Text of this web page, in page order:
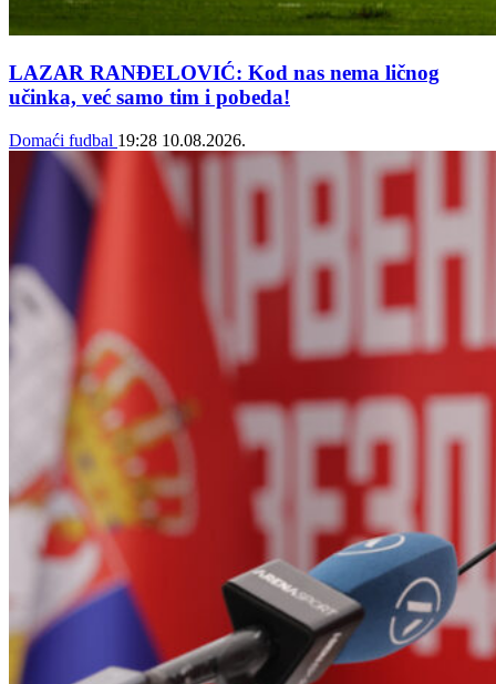
LAZAR RANĐELOVIĆ: Kod nas nema ličnog
učinka, već samo tim i pobeda!
Domaći fudbal 19:28 10.08.2026.